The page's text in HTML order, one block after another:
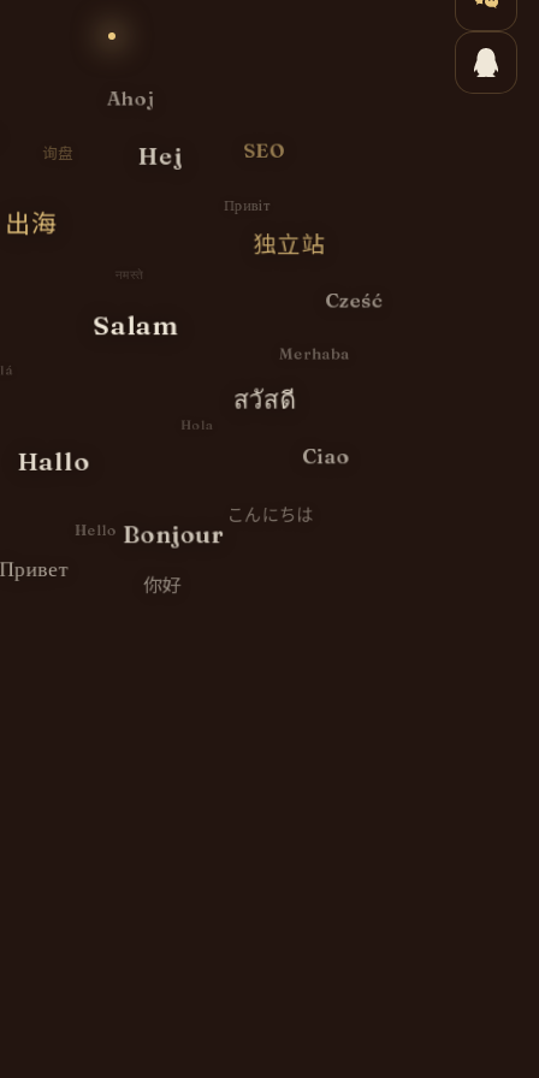
你好
Hello
こんにちは
Bonjour
Hola
Ciao
Hallo
Merhaba
สวัสดี
नमस्ते
Cześć
Salam
Привіт
独立站
询盘
海
SEO
Hej
Ahoj